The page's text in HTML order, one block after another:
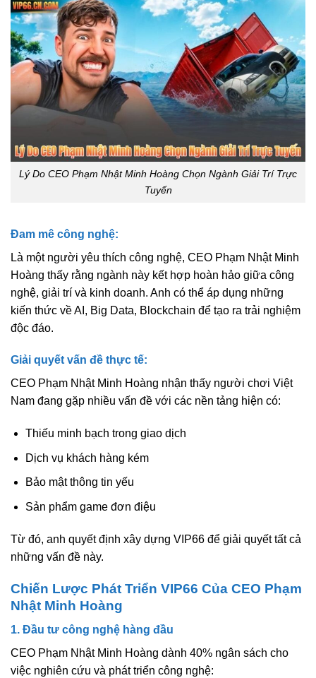
Lý Do CEO Phạm Nhật Minh Hoàng Chọn Ngành Giải Trí Trực
Tuyến
Đam mê công nghệ:
Là một người yêu thích công nghệ, CEO Phạm Nhật Minh
Hoàng thấy rằng ngành này kết hợp hoàn hảo giữa công
nghệ, giải trí và kinh doanh. Anh có thể áp dụng những
kiến thức về AI, Big Data, Blockchain để tạo ra trải nghiệm
độc đáo.
Giải quyết vấn đề thực tế:
CEO Phạm Nhật Minh Hoàng nhận thấy người chơi Việt
Nam đang gặp nhiều vấn đề với các nền tảng hiện có:
Thiếu minh bạch trong giao dịch
Dịch vụ khách hàng kém
Bảo mật thông tin yếu
Sản phẩm game đơn điệu
Từ đó, anh quyết định xây dựng VIP66 để giải quyết tất cả
những vấn đề này.
Chiến Lược Phát Triển VIP66 Của CEO Phạm
Nhật Minh Hoàng
1. Đầu tư công nghệ hàng đầu
CEO Phạm Nhật Minh Hoàng dành 40% ngân sách cho
việc nghiên cứu và phát triển công nghệ: